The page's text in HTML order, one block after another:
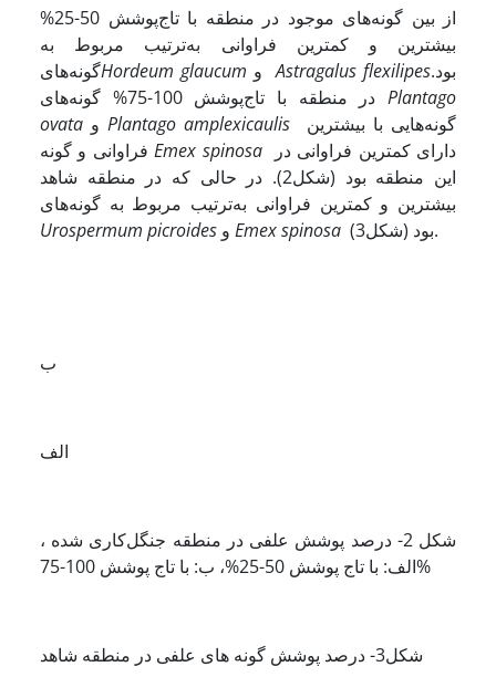
از بین گونه‌های موجود در منطقه با تاج‌پوشش 50-25%
بیشترین و کمترین فراوانی به‌ترتیب مربوط به
گونه‌هایHordeum glaucum وAstragalus flexilipesبود.
در منطقه با تاج‌پوشش 100-75% گونه‌هایPlantago
ovata
وPlantago amplexicaulis
فراوانی و گونهEmex spinosa
این منطقه بود (شکل2). در حالی که در منطقه شاهد
Urospermum picroides
Emex spinosa بود (شکل3).
ب
الف
شکل 2- درصد پوشش علفی در منطقه جنگل‌کاری شده ،
الف: با تاج پوشش 50-25%، ب: با تاج پوشش 100-75%
شکل3- درصد پوشش گونه های علفی در منطقه شاهد